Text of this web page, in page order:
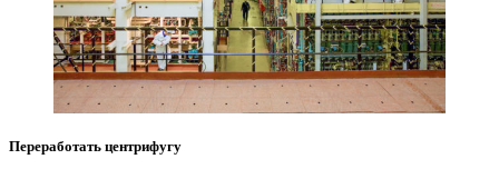
Переработать центрифугу